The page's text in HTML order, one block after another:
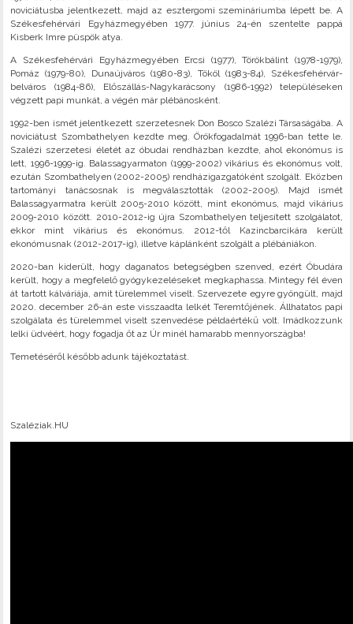
noviciátusba jelentkezett, majd az esztergomi szemináriumba lépett be. A
Székesfehérvári Egyházmegyében 1977. június 24-én szentelte pappá
Kisberk Imre püspök atya.
A Székesfehérvári Egyházmegyében Ercsi (1977), Törökbálint (1978-1979),
Pomáz (1979-80), Dunaújváros (1980-83), Tököl (1983-84), Székesfehérvár-
belváros (1984-86), Előszállás-Nagykarácsony (1986-1992) településeken
végzett papi munkát, a végén már plébánosként.
1992-ben ismét jelentkezett szerzetesnek Don Bosco Szalézi Társaságába. A
noviciátust Szombathelyen kezdte meg. Örökfogadalmát 1996-ban tette le.
Szalézi szerzetesi életét az óbudai rendházban kezdte, ahol ekonómus is
lett, 1996-1999-ig. Balassagyarmaton (1999-2002) vikárius és ekonómus volt,
ezután Szombathelyen (2002-2005) rendházigazgatóként szolgált. Eközben
tartományi tanácsosnak is megválasztották (2002-2005). Majd ismét
Balassagyarmatra került 2005-2010 között, mint ekonómus, majd vikárius
2009-2010 között. 2010-2012-ig újra Szombathelyen teljesített szolgálatot,
ekkor mint vikárius és ekonómus. 2012-től Kazincbarcikára került
ekonómusnak (2012-2017-ig), illetve káplánként szolgált a plébániákon.
2020-ban kiderült, hogy daganatos betegségben szenved, ezért Óbudára
került, hogy a megfelelő gyógykezeléseket megkaphassa. Mintegy fél éven
át tartott kálváriája, amit türelemmel viselt. Szervezete egyre gyöngült, majd
2020. december 26-án este visszaadta lelkét Teremtőjének. Állhatatos papi
szolgálata és türelemmel viselt szenvedése példaértékű volt. Imádkozzunk
lelki üdvéért, hogy fogadja őt az Úr minél hamarabb mennyországba!
Temetéséről később adunk tájékoztatást.
Szaléziak.HU